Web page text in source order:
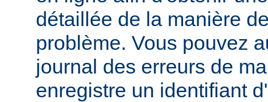
détaillée de la manière
problème. Vous pouvez
journal des erreurs de
enregistre un identifiant